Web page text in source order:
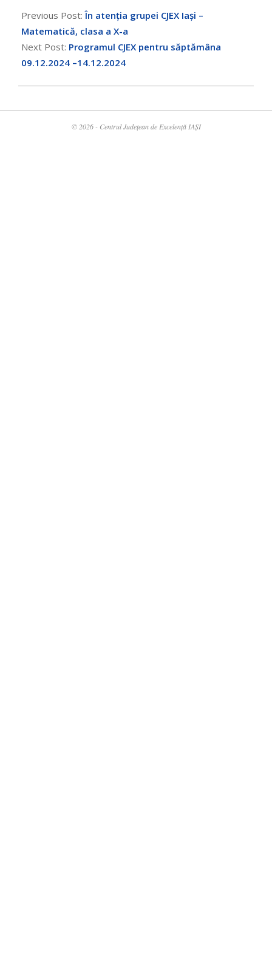
Previous Post:În atenția grupei CJEX Iași –
Matematică, clasa a X-a
Next Post: Programul CJEX pentru săptămâna
09.12.2024 –14.12.2024
© 2026 - Centrul Județean de Excelență IAȘI